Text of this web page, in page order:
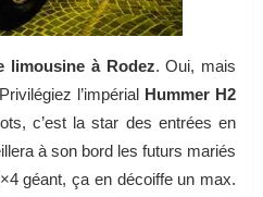
limousine à Rodez. Oui, mais
l’impérial Hummer H2
c’est la star des entrées en
à son bord les futurs mariés
géant, ça en décoiffe un max.